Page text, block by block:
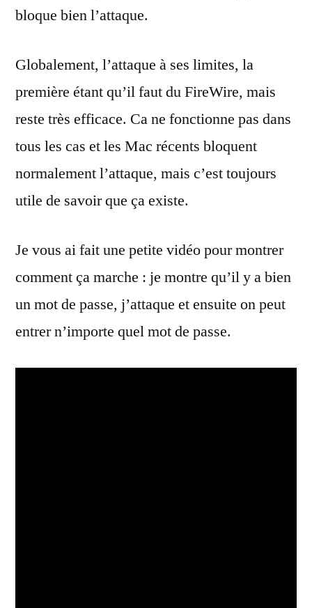
bloque bien l’attaque.
Globalement, l’attaque à ses limites, la
première étant qu’il faut du FireWire, mais
reste très efficace. Ca ne fonctionne pas dans
tous les cas et les Mac récents bloquent
normalement l’attaque, mais c’est toujours
utile de savoir que ça existe.
Je vous ai fait une petite vidéo pour montrer
comment ça marche : je montre qu’il y a bien
un mot de passe, j’attaque et ensuite on peut
entrer n’importe quel mot de passe.